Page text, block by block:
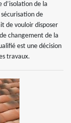
d’isolation de la
de
de vouloir disposer
changement de la
est une décision
travaux.